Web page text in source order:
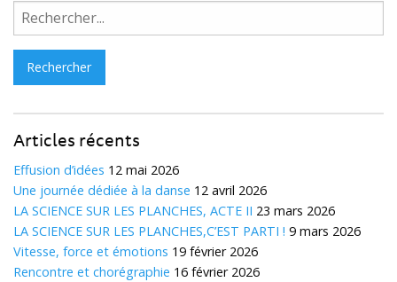
Rechercher :
Articles récents
Effusion d’idées 12 mai 2026
Une journée dédiée à la danse 12 avril 2026
LA SCIENCE SUR LES PLANCHES, ACTE II 23 mars 2026
LA SCIENCE SUR LES PLANCHES,C’EST PARTI ! 9 mars 2026
Vitesse, force et émotions 19 février 2026
Rencontre et chorégraphie 16 février 2026